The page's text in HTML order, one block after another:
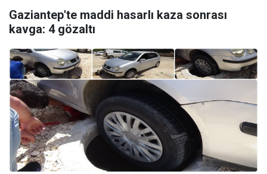
Gaziantep'te maddi hasarlı kaza sonrası
kavga: 4 gözaltı